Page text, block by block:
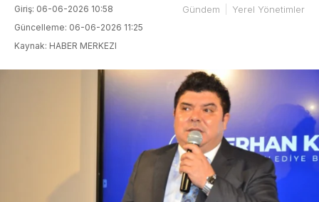
Giriş: 06-06-2026 10:58
Güncelleme: 06-06-2026 11:25
Kaynak: HABER MERKEZI
Gündem Yerel Yönetimler